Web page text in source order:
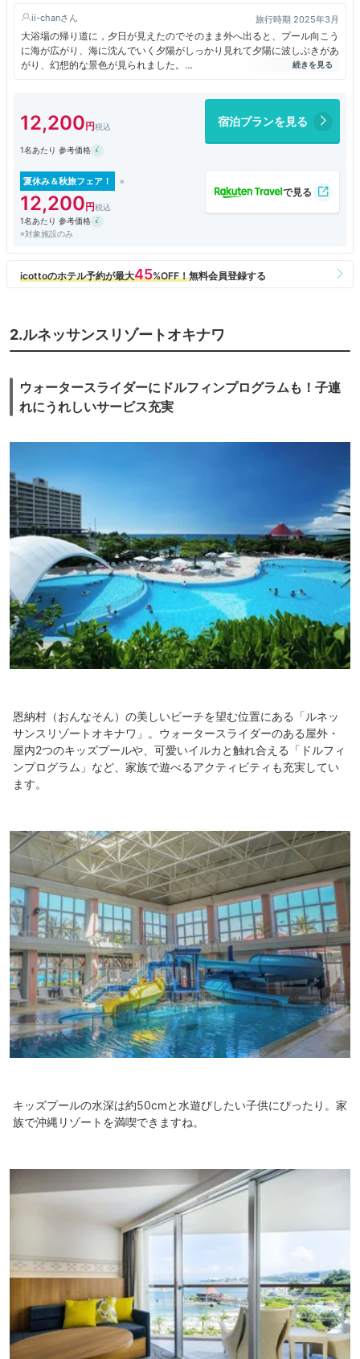
ii-chan 旅行時期 2025年3月
大浴場の帰り道に，夕日が見えたのでそのまま外へ出ると、プール向こう
に海が広がり、海に沈んでいく夕陽がしっかり見れて夕陽に波しぶきがあ
がり、幻想的な景色が見られました。
大浴場も、適度な強さのジャグジーが気持ちよく、ドライヤーもマイナス
朝食バイキングも種類も多く美味しかったし、アイスクリームを入れると
ソフトクリームになって出てくる機械や、パンケーキが自動で一人分でて
くる機械があって、面白かったですよ。お子様にも受けるとおもいます。
12,200 宿泊プランを見る
1名あたり 参考価格
夏休み＆秋旅フェア！
12,200
1名あたり 参考価格
※対象施設のみ
2.ルネッサンスリゾートオキナワ
ウォータースライダーにドルフィンプログラムも！子連
れにうれしいサービス充実
恩納村（おんなそん）の美しいビーチを望む位置にある「ルネッ
サンスリゾートオキナワ」。ウォータースライダーのある屋外・
屋内2つのキッズプールや、可愛いイルカと触れ合える「ドルフィ
ンプログラム」など、家族で遊べるアクティビティも充実してい
ます。
キッズプールの水深は約50cmと水遊びしたい子供にぴったり。家
族で沖縄リゾートを満喫できますね。